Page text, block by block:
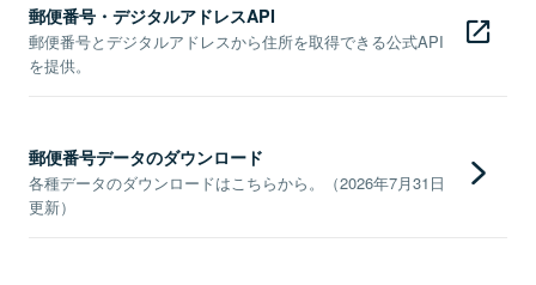
郵便番号・デジタルアドレスAPI
郵便番号とデジタルアドレスから住所を取得できる公式API
を提供。
郵便番号データのダウンロード
各種データのダウンロードはこちらから。（2026年7月31日
更新）